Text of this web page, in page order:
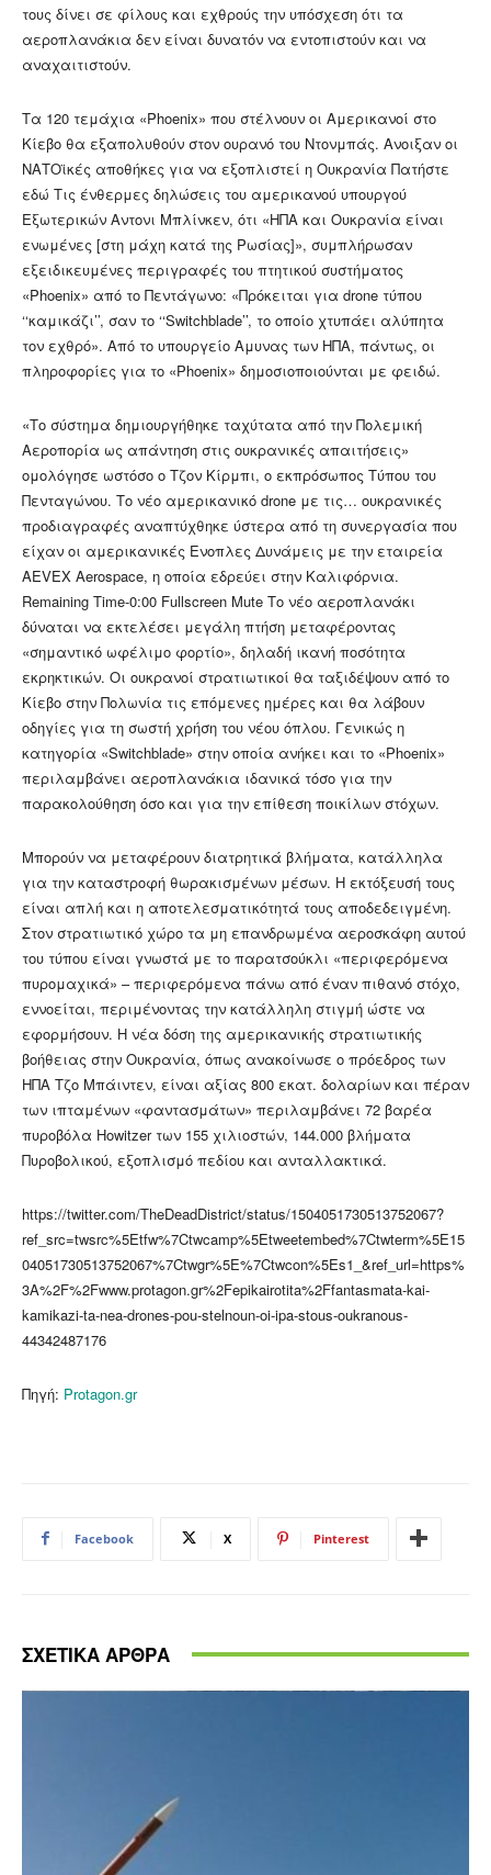
τους δίνει σε φίλους και εχθρούς την υπόσχεση ότι τα
αεροπλανάκια δεν είναι δυνατόν να εντοπιστούν και να
αναχαιτιστούν.
Τα 120 τεμάχια «Phoenix» που στέλνουν οι Αμερικανοί στο
Κίεβο θα εξαπολυθούν στον ουρανό του Ντονμπάς. Ανοιξαν οι
ΝΑΤΟϊκές αποθήκες για να εξοπλιστεί η Ουκρανία Πατήστε
εδώ Τις ένθερμες δηλώσεις του αμερικανού υπουργού
Εξωτερικών Αντονι Μπλίνκεν, ότι «ΗΠΑ και Ουκρανία είναι
ενωμένες [στη μάχη κατά της Ρωσίας]», συμπλήρωσαν
εξειδικευμένες περιγραφές του πτητικού συστήματος
«Phoenix» από το Πεντάγωνο: «Πρόκειται για drone τύπου
‘‘καμικάζι’’, σαν το ‘‘Switchblade’’, το οποίο χτυπάει αλύπητα
τον εχθρό». Από το υπουργείο Αμυνας των ΗΠΑ, πάντως, οι
πληροφορίες για το «Phoenix» δημοσιοποιούνται με φειδώ.
«Το σύστημα δημιουργήθηκε ταχύτατα από την Πολεμική
Αεροπορία ως απάντηση στις ουκρανικές απαιτήσεις»
ομολόγησε ωστόσο ο Τζον Κίρμπι, ο εκπρόσωπος Τύπου του
Πενταγώνου. Το νέο αμερικανικό drone με τις… ουκρανικές
προδιαγραφές αναπτύχθηκε ύστερα από τη συνεργασία που
είχαν οι αμερικανικές Ενοπλες Δυνάμεις με την εταιρεία
AEVEX Aerospace, η οποία εδρεύει στην Καλιφόρνια.
Remaining Time-0:00 Fullscreen Mute Το νέο αεροπλανάκι
δύναται να εκτελέσει μεγάλη πτήση μεταφέροντας
«σημαντικό ωφέλιμο φορτίο», δηλαδή ικανή ποσότητα
εκρηκτικών. Οι ουκρανοί στρατιωτικοί θα ταξιδέψουν από το
Κίεβο στην Πολωνία τις επόμενες ημέρες και θα λάβουν
οδηγίες για τη σωστή χρήση του νέου όπλου. Γενικώς η
κατηγορία «Switchblade» στην οποία ανήκει και το «Phoenix»
περιλαμβάνει αεροπλανάκια ιδανικά τόσο για την
παρακολούθηση όσο και για την επίθεση ποικίλων στόχων.
Μπορούν να μεταφέρουν διατρητικά βλήματα, κατάλληλα
για την καταστροφή θωρακισμένων μέσων. Η εκτόξευσή τους
είναι απλή και η αποτελεσματικότητά τους αποδεδειγμένη.
Στον στρατιωτικό χώρο τα μη επανδρωμένα αεροσκάφη αυτού
του τύπου είναι γνωστά με το παρατσούκλι «περιφερόμενα
πυρομαχικά» – περιφερόμενα πάνω από έναν πιθανό στόχο,
εννοείται, περιμένοντας την κατάλληλη στιγμή ώστε να
εφορμήσουν. Η νέα δόση της αμερικανικής στρατιωτικής
βοήθειας στην Ουκρανία, όπως ανακοίνωσε ο πρόεδρος των
ΗΠΑ Τζο Μπάιντεν, είναι αξίας 800 εκατ. δολαρίων και πέραν
των ιπταμένων «φαντασμάτων» περιλαμβάνει 72 βαρέα
πυροβόλα Howitzer των 155 χιλιοστών, 144.000 βλήματα
Πυροβολικού, εξοπλισμό πεδίου και ανταλλακτικά.
https://twitter.com/TheDeadDistrict/status/1504051730513752067?
ref_src=twsrc%5Etfw%7Ctwcamp%5Etweetembed%7Ctwterm%5E15
04051730513752067%7Ctwgr%5E%7Ctwcon%5Es1_&ref_url=https%
3A%2F%2Fwww.protagon.gr%2Fepikairotita%2Ffantasmata-kai-
kamikazi-ta-nea-drones-pou-stelnoun-oi-ipa-stous-oukranous-
44342487176
Πηγή: Protagon.gr
Facebook X Pinterest
ΣΧΕΤΙΚΑ ΑΡΘΡΑ